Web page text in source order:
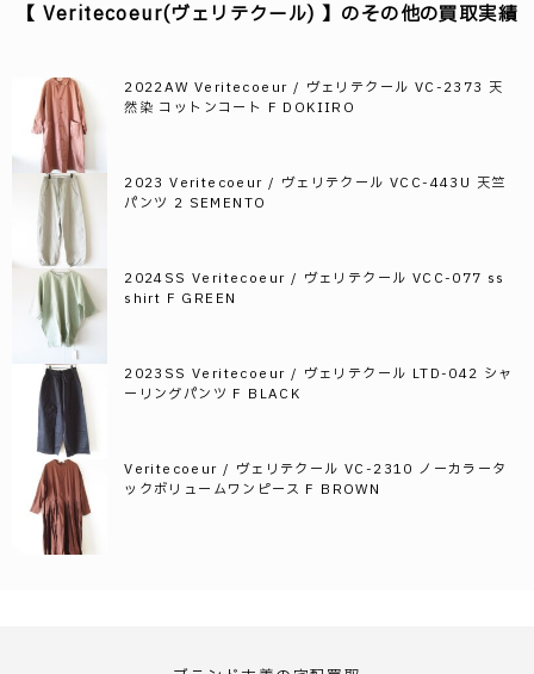
【 Veritecoeur(ヴェリテクール) 】のその他の買取実績
2022AW Veritecoeur / ヴェリテクール VC-2373 天
然染 コットンコート F DOKIIRO
2023 Veritecoeur / ヴェリテクール VCC-443U 天竺
パンツ 2 SEMENTO
2024SS Veritecoeur / ヴェリテクール VCC-077 ss
shirt F GREEN
2023SS Veritecoeur / ヴェリテクール LTD-042 シャ
ーリングパンツ F BLACK
Veritecoeur / ヴェリテクール VC-2310 ノーカラータ
ックボリュームワンピース F BROWN